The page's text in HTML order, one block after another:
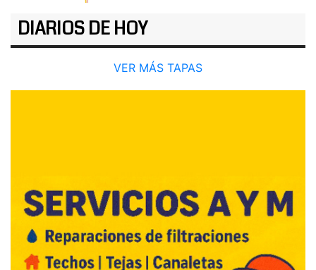
DIARIOS DE HOY
VER MÁS TAPAS